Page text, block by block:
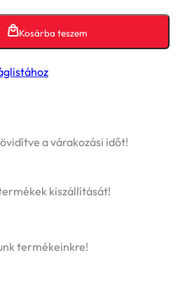
Kosárba teszem
a várakozási időt!
kiszállítását!
termékeinkre!